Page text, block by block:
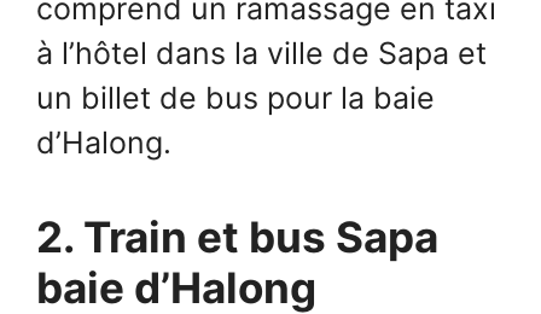
comprend un ramassage en taxi
à l’hôtel dans la ville de Sapa et
un billet de bus pour la baie
d’Halong.
2. Train et bus Sapa
baie d’Halong